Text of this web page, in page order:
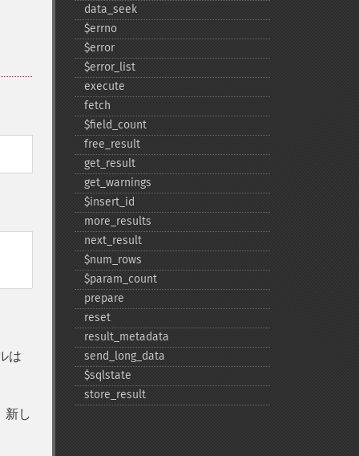
は
新し
data_​seek
$errno
$error
$error_​list
execute
fetch
$field_​count
free_​result
get_​result
get_​warnings
$insert_​id
more_​results
next_​result
$num_​rows
$param_​count
prepare
reset
result_​metadata
send_​long_​data
$sqlstate
store_​result